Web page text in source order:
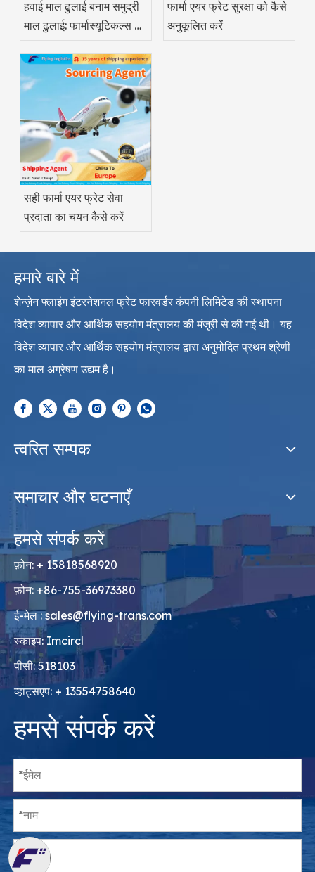
हवाई माल ढुलाई बनाम समुद्री
माल ढुलाई: फार्मास्यूटिकल्स के
फार्मा एयर फ्रेट सुरक्षा को कैसे
अनुकूलित करें
सही फार्मा एयर फ्रेट सेवा
प्रदाता का चयन कैसे करें
हमारे बारे में
शेन्ज़ेन फ्लाइंग इंटरनेशनल फ्रेट फारवर्डर कंपनी लिमिटेड की स्थापना
विदेश व्यापार और आर्थिक सहयोग मंत्रालय की मंजूरी से की गई थी। यह
विदेश व्यापार और आर्थिक सहयोग मंत्रालय द्वारा अनुमोदित प्रथम श्रेणी
का माल अग्रेषण उद्यम है।
त्वरित सम्पक
समाचार और घटनाएँ
हमसे संपर्क करें
फ़ोन: + 15818568920
फ़ोन: +86-755-36973380
ई-मेल :sales@flying-trans.com
स्काइप: Imcircl
पीसी: 518103
व्हाट्सएप: + 13554758640
हमसे संपर्क करें